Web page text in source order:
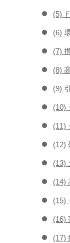
(5)
(6)
(7)
(8)
(9)
(10)
(11)
(12)
(13)
(14)
(15)
(16)
(17)